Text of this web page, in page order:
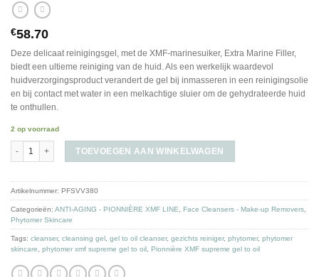
€58.70
Deze delicaat reinigingsgel, met de XMF-marinesuiker, Extra Marine Filler,
biedt een ultieme reiniging van de huid. Als een werkelijk waardevol
huidverzorgingsproduct verandert de gel bij inmasseren in een reinigingsolie
en bij contact met water in een melkachtige sluier om de gehydrateerde huid
te onthullen.
2 op voorraad
TOEVOEGEN AAN WINKELWAGEN
Artikelnummer: PFSVV380
Categorieën: ANTI-AGING - PIONNIÈRE XMF LINE, Face Cleansers - Make-up Removers,
Phytomer Skincare
Tags: cleanser, cleansing gel , gel to oil cleanser, gezichts reiniger, phytomer, phytomer
skincare, phytomer xmf supreme gel to oil , Pionnière XMF supreme gel to oil